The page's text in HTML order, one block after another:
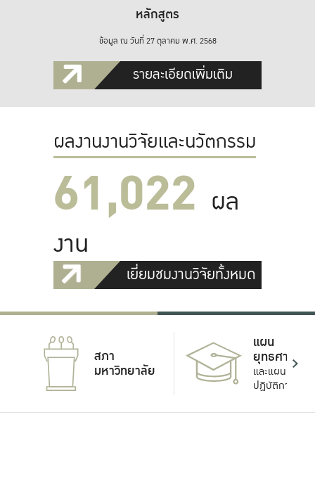
หลักสูตร
ข้อมูล ณ วันที่ 27 ตุลาคม พ.ศ. 2568
รายละเอียดเพิ่มเติม
ผลงานงานวิจัยและนวัตกรรม
61,022 ผล
งาน
เยี่ยมชมงานวิจัยทั้งหมด
สภา
มหาวิทยาลัย
แผน
ยุทธศาสตร์
และแผน
ปฏิบัติการ